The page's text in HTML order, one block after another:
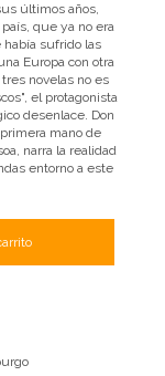
últimos años,
que ya no era
había sufrido las
Europa con otra
novelas no es
el protagonista
desenlace. Don
mano de
narra la realidad
entorno a este